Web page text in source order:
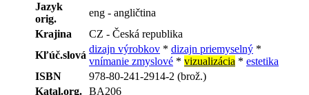
Jazyk
orig.
eng - angličtina
Krajina
CZ - Česká republika
Kľúč.slová
dizajn výrobkov * dizajn priemyselný *
vnímanie zmyslové * vizualizácia * estetika
ISBN
978-80-241-2914-2 (brož.)
Katal.org. BA206